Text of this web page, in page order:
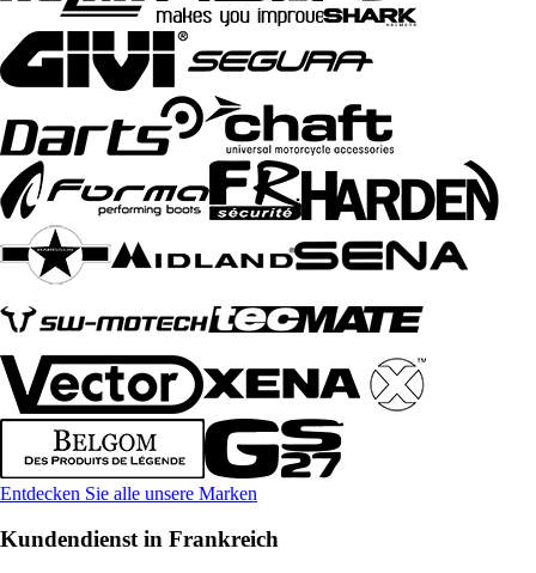
Entdecken Sie alle unsere Marken
Kundendienst in Frankreich